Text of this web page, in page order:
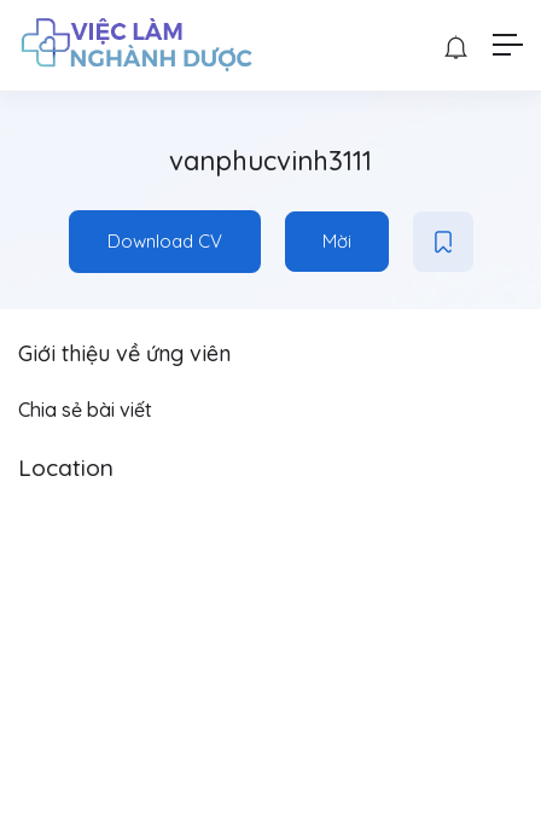
vanphucvinh3111
Download CV Mời
Giới thiệu về ứng viên
Chia sẻ bài viết
Location